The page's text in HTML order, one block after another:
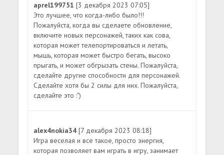
aprel199751[3 декабря 2023 07:05]
Это лучшее, что когда-либо было!!!
Пожалуйста, когда вы сделаете обновление,
включите новых персонажей, таких как сова,
которая может телепортироваться и летать,
мышь, которая может быстро бегать, высоко
прыгать, и может обгрызать стены. Пожалуйста,
сделайте другие способности для персонажей.
Сделайте хотя бы 2 силы для них. Пожалуйста,
сделайте это :")
alex4nokia34[7 декабря 2023 08:18]
Игра веселая и все такое, просто энергия,
которая позволяет вам играть в игру, занимает